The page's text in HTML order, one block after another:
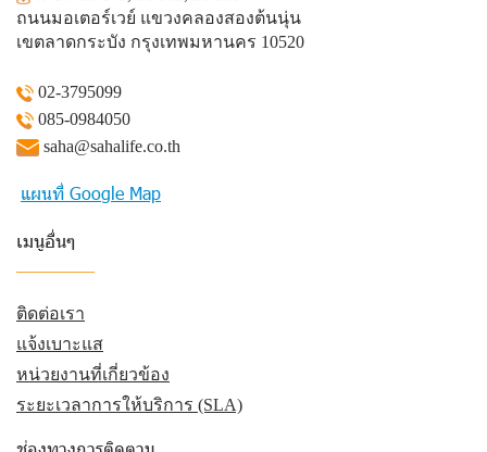
ถนนมอเตอร์เวย์ แขวงคลองสองต้นนุ่น
เขตลาดกระบัง กรุงเทพมหานคร 10520
02-3795099
085-0984050
saha@sahalife.co.th
แผนที่ Google Map
เมนูอื่นๆ
ติดต่อเรา
แจ้งเบาะแส
หน่วยงานที่เกี่ยวข้อง
ระยะเวลาการให้บริการ (SLA)